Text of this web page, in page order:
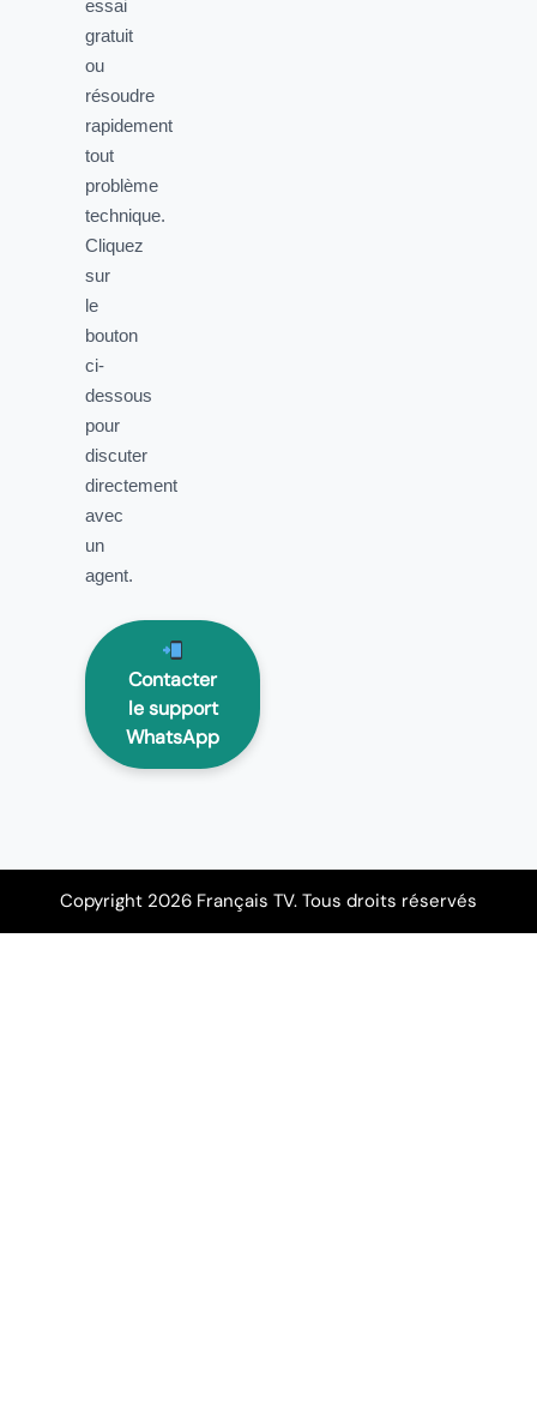
essai
gratuit
ou
résoudre
rapidement
tout
problème
technique.
Cliquez
sur
le
bouton
ci-
dessous
pour
discuter
directement
avec
un
agent.
Contacter
le support
WhatsApp
Copyright 2026 Français TV. Tous droits réservés